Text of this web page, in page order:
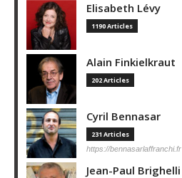
Elisabeth Lévy
1190 Articles
Alain Finkielkraut
202 Articles
Cyril Bennasar
231 Articles
https://bennasarlaffranchi.fr
Jean-Paul Brighelli